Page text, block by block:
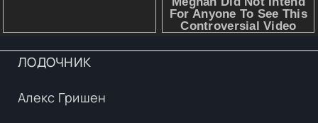
ЛОДОЧНИК
Алекс Гришен